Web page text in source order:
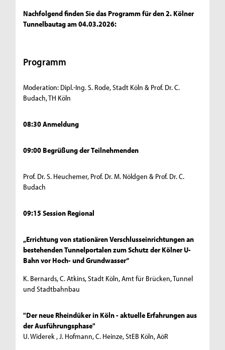
Nachfolgend finden Sie das Programm für den 2. Kölner
Tunnelbautag am 04.03.2026:
Programm
Moderation: Dipl.-Ing. S. Rode, Stadt Köln & Prof. Dr. C.
Budach, TH Köln
08:30 Anmeldung
09:00 Begrüßung der Teilnehmenden
Prof. Dr. S. Heuchemer, Prof. Dr. M. Nöldgen & Prof. Dr. C.
Budach
09:15 Session Regional
„Errichtung von stationären Verschlusseinrichtungen an
bestehenden Tunnelportalen zum Schutz der Kölner U-
Bahn vor Hoch- und Grundwasser“
K. Bernards, C. Atkins, Stadt Köln, Amt für Brücken, Tunnel
und Stadtbahnbau
"Der neue Rheindüker in Köln - aktuelle Erfahrungen aus
der Ausführungsphase"
U. Widerek , J. Hofmann, C. Heinze, StEB Köln, AöR